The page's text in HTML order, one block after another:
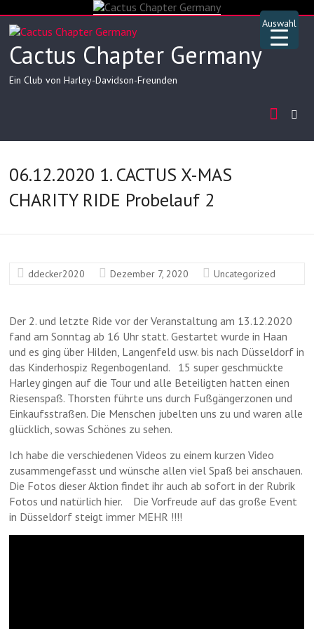
Auswahl
▲
to
content
Cactus Chapter Germany
Ein Club von Harley-Davidson-Freunden
06.12.2020 1. CACTUS X-MAS
CHARITY RIDE Probelauf 2
ddecker2020 Dezember 7, 2020 Uncategorized
Der 2. und letzte Ride vor der Veranstaltung am 13.12.2020
fand am Sonntag ab 16 Uhr statt. Gestartet wurde in Haan
und es ging über Hilden, Langenfeld usw. bis nach Düsseldorf in
das Kinderhospiz Regenbogenland. 15 super geschmückte
Harley gingen auf die Tour und alle Beteiligten hatten einen
Riesenspaß. Thorsten führte uns durch Fußgängerzonen und
Einkaufsstraßen. Die Menschen jubelten uns zu und waren alle
glücklich, sowas Schönes zu sehen.
Ich habe die verschiedenen Videos zu einem kurzen Video
zusammengefasst und wünsche allen viel Spaß bei anschauen.
Die Fotos dieser Aktion findet ihr auch ab sofort in der Rubrik
Fotos und natürlich hier. Die Vorfreude auf das große Event
in Düsseldorf steigt immer MEHR !!!!